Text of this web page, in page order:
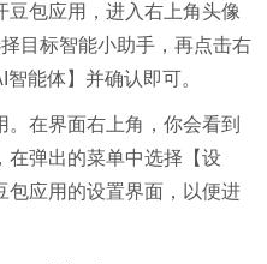
包应用，进入右上角头像
目标智能小助手，再点击右
能体】并确认即可。
在界面右上角，你会看到
在弹出的菜单中选择【设
包应用的设置界面，以便进